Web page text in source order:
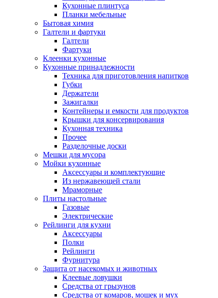
Кухонные плинтуса
Планки мебельные
Бытовая химия
Галтели и фартуки
Галтели
Фартуки
Клеенки кухонные
Кухонные принадлежности
Техника для приготовления напитков
Губки
Держатели
Зажигалки
Контейнеры и емкости для продуктов
Крышки для консервирования
Кухонная техника
Прочее
Разделочные доски
Мешки для мусора
Мойки кухонные
Аксессуары и комплектующие
Из нержавеющей стали
Мраморные
Плиты настольные
Газовые
Электрические
Рейлинги для кухни
Аксессуары
Полки
Рейлинги
Фурнитура
Защита от насекомых и животных
Клеевые ловушки
Средства от грызунов
Средства от комаров, мошек и мух